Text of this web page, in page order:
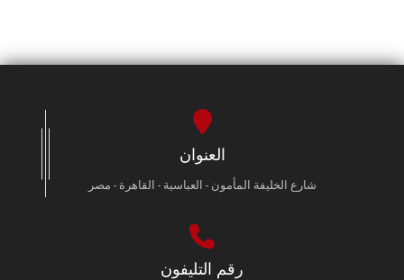
العنوان
شارع الخليفة المأمون - العباسية - القاهرة - مصر
رقم التليفون